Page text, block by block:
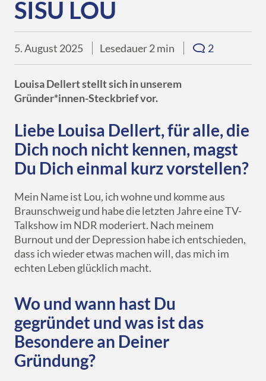
Übersicht
Quimus
Libri.Warenwirtschaft
Libri.Shopline
Mein Libri
Services
Übersicht
Schulbuchgeschäft
Just the Best
Libri.Campus
Gründung & Nachfolge
eBooks
Verkaufsförderung
Für Autor*innen
Presse
DE EN FR
SISU LOU
Louisa Dellert stellt sich in unserem
Gründer*innen-Steckbrief vor.
5. August 2025 Lesedauer 2 min 2
Liebe Louisa Dellert, für alle, die
Dich noch nicht kennen, magst
Du Dich einmal kurz vorstellen?
Mein Name ist Lou, ich wohne und komme aus
Braunschweig und habe die letzten Jahre eine TV-
Talkshow im NDR moderiert. Nach meinem
Burnout und der Depression habe ich entschieden,
dass ich wieder etwas machen will, das mich im
echten Leben glücklich macht.
Wo und wann hast Du
gegründet und was ist das
Besondere an Deiner
Gründung?